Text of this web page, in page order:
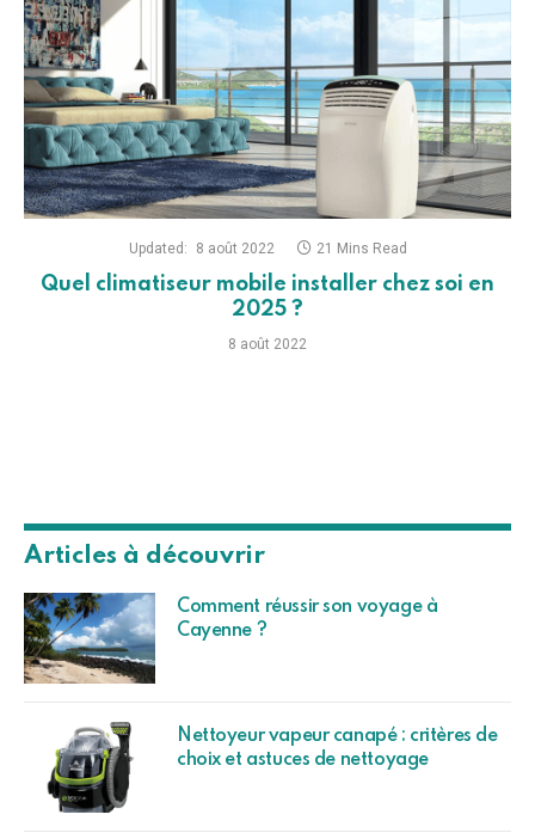
Updated: 8 août 2022 21 Mins Read
Quel climatiseur mobile installer chez soi en
2025 ?
8 août 2022
Articles à découvrir
Comment réussir son voyage à
Cayenne ?
Nettoyeur vapeur canapé : critères de
choix et astuces de nettoyage